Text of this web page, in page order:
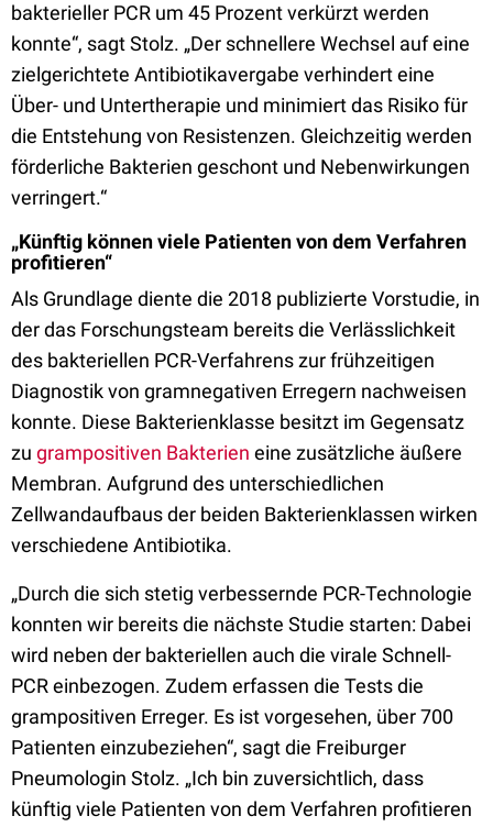
bakterieller PCR um 45 Prozent verkürzt werden
konnte“, sagt Stolz. „Der schnellere Wechsel auf eine
zielgerichtete Antibiotikavergabe verhindert eine
Über- und Untertherapie und minimiert das Risiko für
die Entstehung von Resistenzen. Gleichzeitig werden
förderliche Bakterien geschont und Nebenwirkungen
verringert.“
„Künftig können viele Patienten von dem Verfahren
profitieren“
Als Grundlage diente die 2018 publizierte Vorstudie, in
der das Forschungsteam bereits die Verlässlichkeit
des bakteriellen PCR-Verfahrens zur frühzeitigen
Diagnostik von gramnegativen Erregern nachweisen
konnte. Diese Bakterienklasse besitzt im Gegensatz
zu grampositiven Bakterien eine zusätzliche äußere
Membran. Aufgrund des unterschiedlichen
Zellwandaufbaus der beiden Bakterienklassen wirken
verschiedene Antibiotika.
„Durch die sich stetig verbessernde PCR-Technologie
konnten wir bereits die nächste Studie starten: Dabei
wird neben der bakteriellen auch die virale Schnell-
PCR einbezogen. Zudem erfassen die Tests die
grampositiven Erreger. Es ist vorgesehen, über 700
Patienten einzubeziehen“, sagt die Freiburger
Pneumologin Stolz. „Ich bin zuversichtlich, dass
künftig viele Patienten von dem Verfahren profitieren